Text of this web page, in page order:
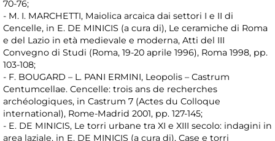
70-76;
- M. I. MARCHETTI, Maiolica arcaica dai settori I e II di
Cencelle, in E. DE MINICIS (a cura di), Le ceramiche di Roma
e del Lazio in età medievale e moderna, Atti del III
Convegno di Studi (Roma, 19-20 aprile 1996), Roma 1998, pp.
103-108;
- F. BOUGARD – L. PANI ERMINI, Leopolis – Castrum
Centumcellae. Cencelle: trois ans de recherches
archéologiques, in Castrum 7 (Actes du Colloque
international), Rome-Madrid 2001, pp. 127-145;
- E. DE MINICIS, Le torri urbane tra XI e XIII secolo: indagini in
area laziale, in E. DE MINICIS (a cura di), Case e torri